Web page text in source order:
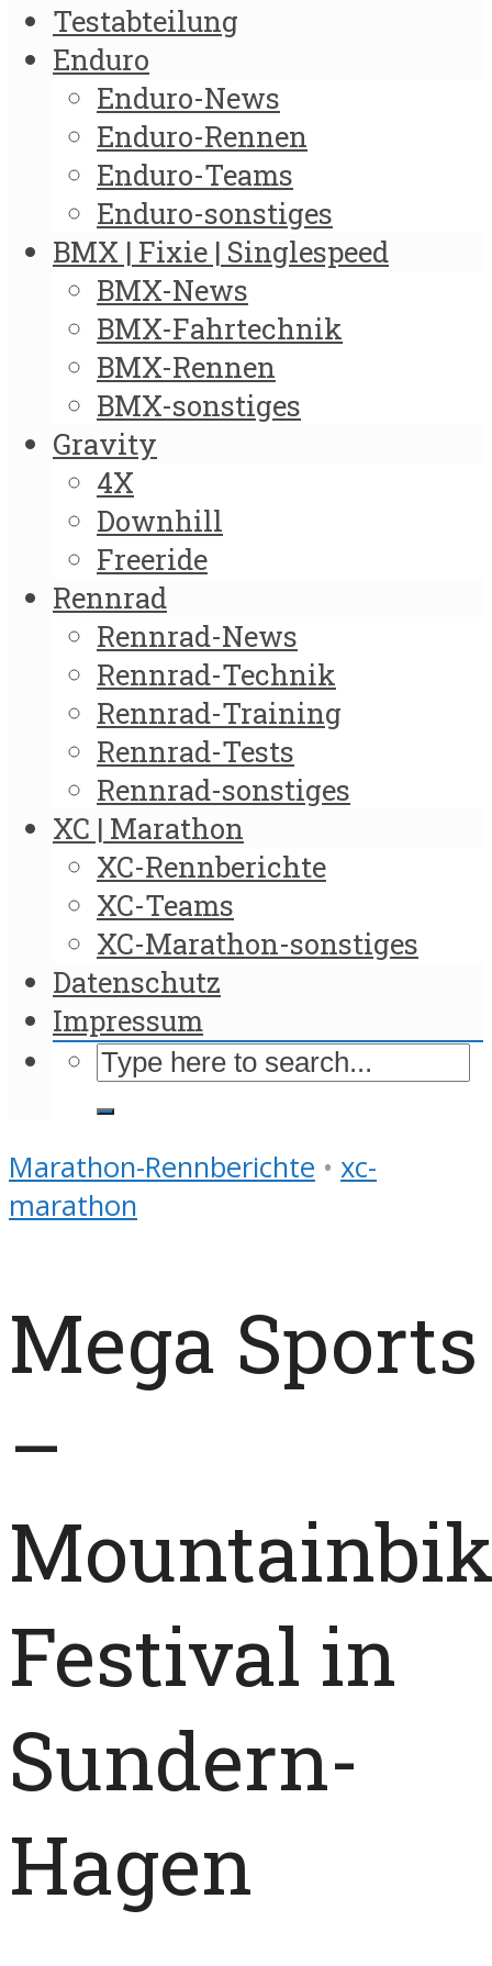
Testabteilung
Enduro
Enduro-News
Enduro-Rennen
Enduro-Teams
Enduro-sonstiges
BMX | Fixie | Singlespeed
BMX-News
BMX-Fahrtechnik
BMX-Rennen
BMX-sonstiges
Gravity
4X
Downhill
Freeride
Rennrad
Rennrad-News
Rennrad-Technik
Rennrad-Training
Rennrad-Tests
Rennrad-sonstiges
XC | Marathon
XC-Rennberichte
XC-Teams
XC-Marathon-sonstiges
Datenschutz
Impressum
Marathon-Rennberichte • xc-
marathon
Mega Sports
–
Festival in
Sundern-
Hagen